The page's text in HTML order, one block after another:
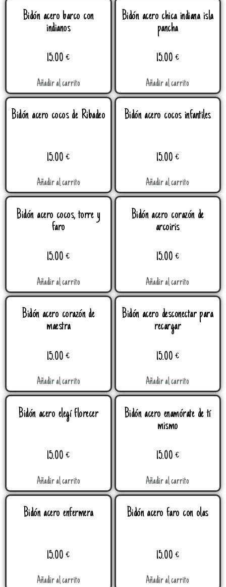
Bidón acero barco con
indianos
15.00€
Añadir al carrito
Bidón acero chica indiana isla
pancha
15.00 €
Añadir al carrito
Bidón acero cocos de Ribadeo
15.00€
Añadir al carrito
Bidón acero cocos infantiles
15.00 €
Añadir al carrito
Bidón acero cocos, torre y
faro
15.00€
Añadir al carrito
Bidón acero corazón de
arcoiris
15.00 €
Añadir al carrito
Bidón acero corazón de
maestra
15.00€
Añadir al carrito
Bidón acero desconectar para
recargar
15.00 €
Añadir al carrito
Bidón acero elegí florecer
15.00€
Añadir al carrito
Bidón acero enamórate de tí
mismo
15.00 €
Añadir al carrito
Bidón acero enfermera
15.00€
Añadir al carrito
Bidón acero faro con olas
15.00 €
Añadir al carrito